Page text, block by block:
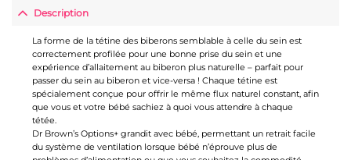
Description
La forme de la tétine des biberons semblable à celle du sein est
correctement profilée pour une bonne prise du sein et une
expérience d’allaitement au biberon plus naturelle – parfait pour
passer du sein au biberon et vice-versa ! Chaque tétine est
spécialement conçue pour offrir le même flux naturel constant, afin
que vous et votre bébé sachiez à quoi vous attendre à chaque
tétée.
Dr Brown’s Options+ grandit avec bébé, permettant un retrait facile
du système de ventilation lorsque bébé n’éprouve plus de